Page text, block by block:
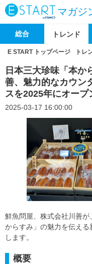
マガジ
総合 トレンド
E START トップページ トレ
日本三大珍味「本か
善、魅力的なカウン
スを2025年にオープ
2025-03-17 16:00:00
鮮魚問屋、株式会社川善
からすみ」の魅力を伝え
します。
概要